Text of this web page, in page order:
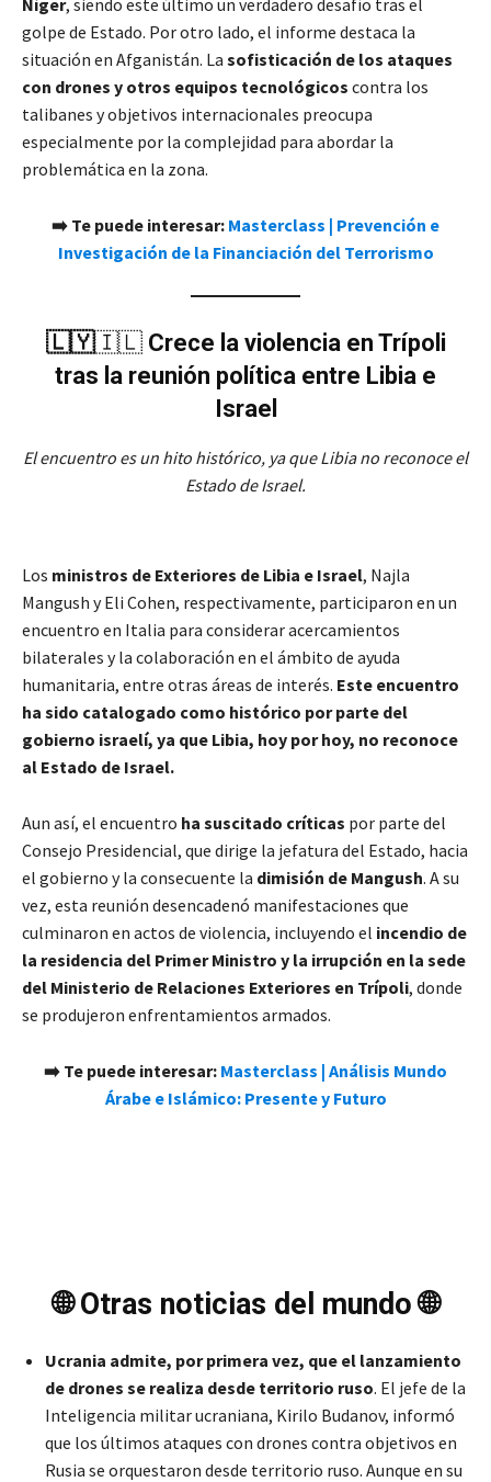
golpe de Estado. Por otro lado, el informe destaca la
situación en Afganistán. La sofisticación de los ataques
con drones y otros equipos tecnológicos contra los
talibanes y objetivos internacionales preocupa
especialmente por la complejidad para abordar la
problemática en la zona.
➡️ Te puede interesar: Masterclass | Prevención e
Investigación de la Financiación del Terrorismo
🇱🇾🇮🇱 Crece la violencia en Trípoli
tras la reunión política entre Libia e
Israel
El encuentro es un hito histórico, ya que Libia no reconoce el
Estado de Israel.
Los ministros de Exteriores de Libia e Israel, Najla
Mangush y Eli Cohen, respectivamente, participaron en un
encuentro en Italia para considerar acercamientos
bilaterales y la colaboración en el ámbito de ayuda
humanitaria, entre otras áreas de interés. Este encuentro
ha sido catalogado como histórico por parte del
gobierno israelí, ya que Libia, hoy por hoy, no reconoce
al Estado de Israel.
Aun así, el encuentro ha suscitado críticas por parte del
Consejo Presidencial, que dirige la jefatura del Estado, hacia
el gobierno y la consecuente la dimisión de Mangush. A su
vez, esta reunión desencadenó manifestaciones que
culminaron en actos de violencia, incluyendo el incendio de
la residencia del Primer Ministro y la irrupción en la sede
del Ministerio de Relaciones Exteriores en Trípoli, donde
se produjeron enfrentamientos armados.
➡️ Te puede interesar: Masterclass | Análisis Mundo
Árabe e Islámico: Presente y Futuro
🌐 Otras noticias del mundo 🌐
Ucrania admite, por primera vez, que el lanzamiento
de drones se realiza desde territorio ruso. El jefe de la
Inteligencia militar ucraniana, Kirilo Budanov, informó
que los últimos ataques con drones contra objetivos en
Rusia se orquestaron desde territorio ruso. Aunque en su